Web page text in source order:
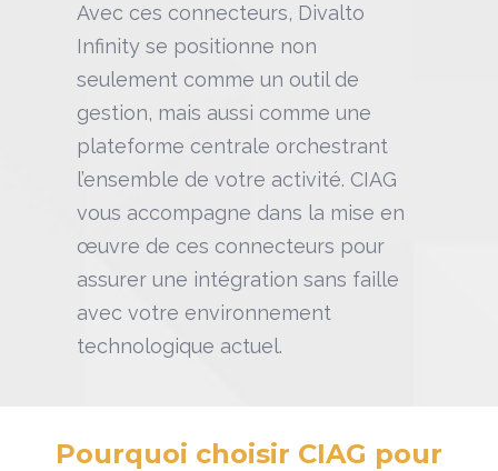
Avec ces connecteurs, Divalto
Infinity se positionne non
seulement comme un outil de
gestion, mais aussi comme une
plateforme centrale orchestrant
l’ensemble de votre activité. CIAG
vous accompagne dans la mise en
œuvre de ces connecteurs pour
assurer une intégration sans faille
avec votre environnement
technologique actuel.
Pourquoi choisir CIAG pour